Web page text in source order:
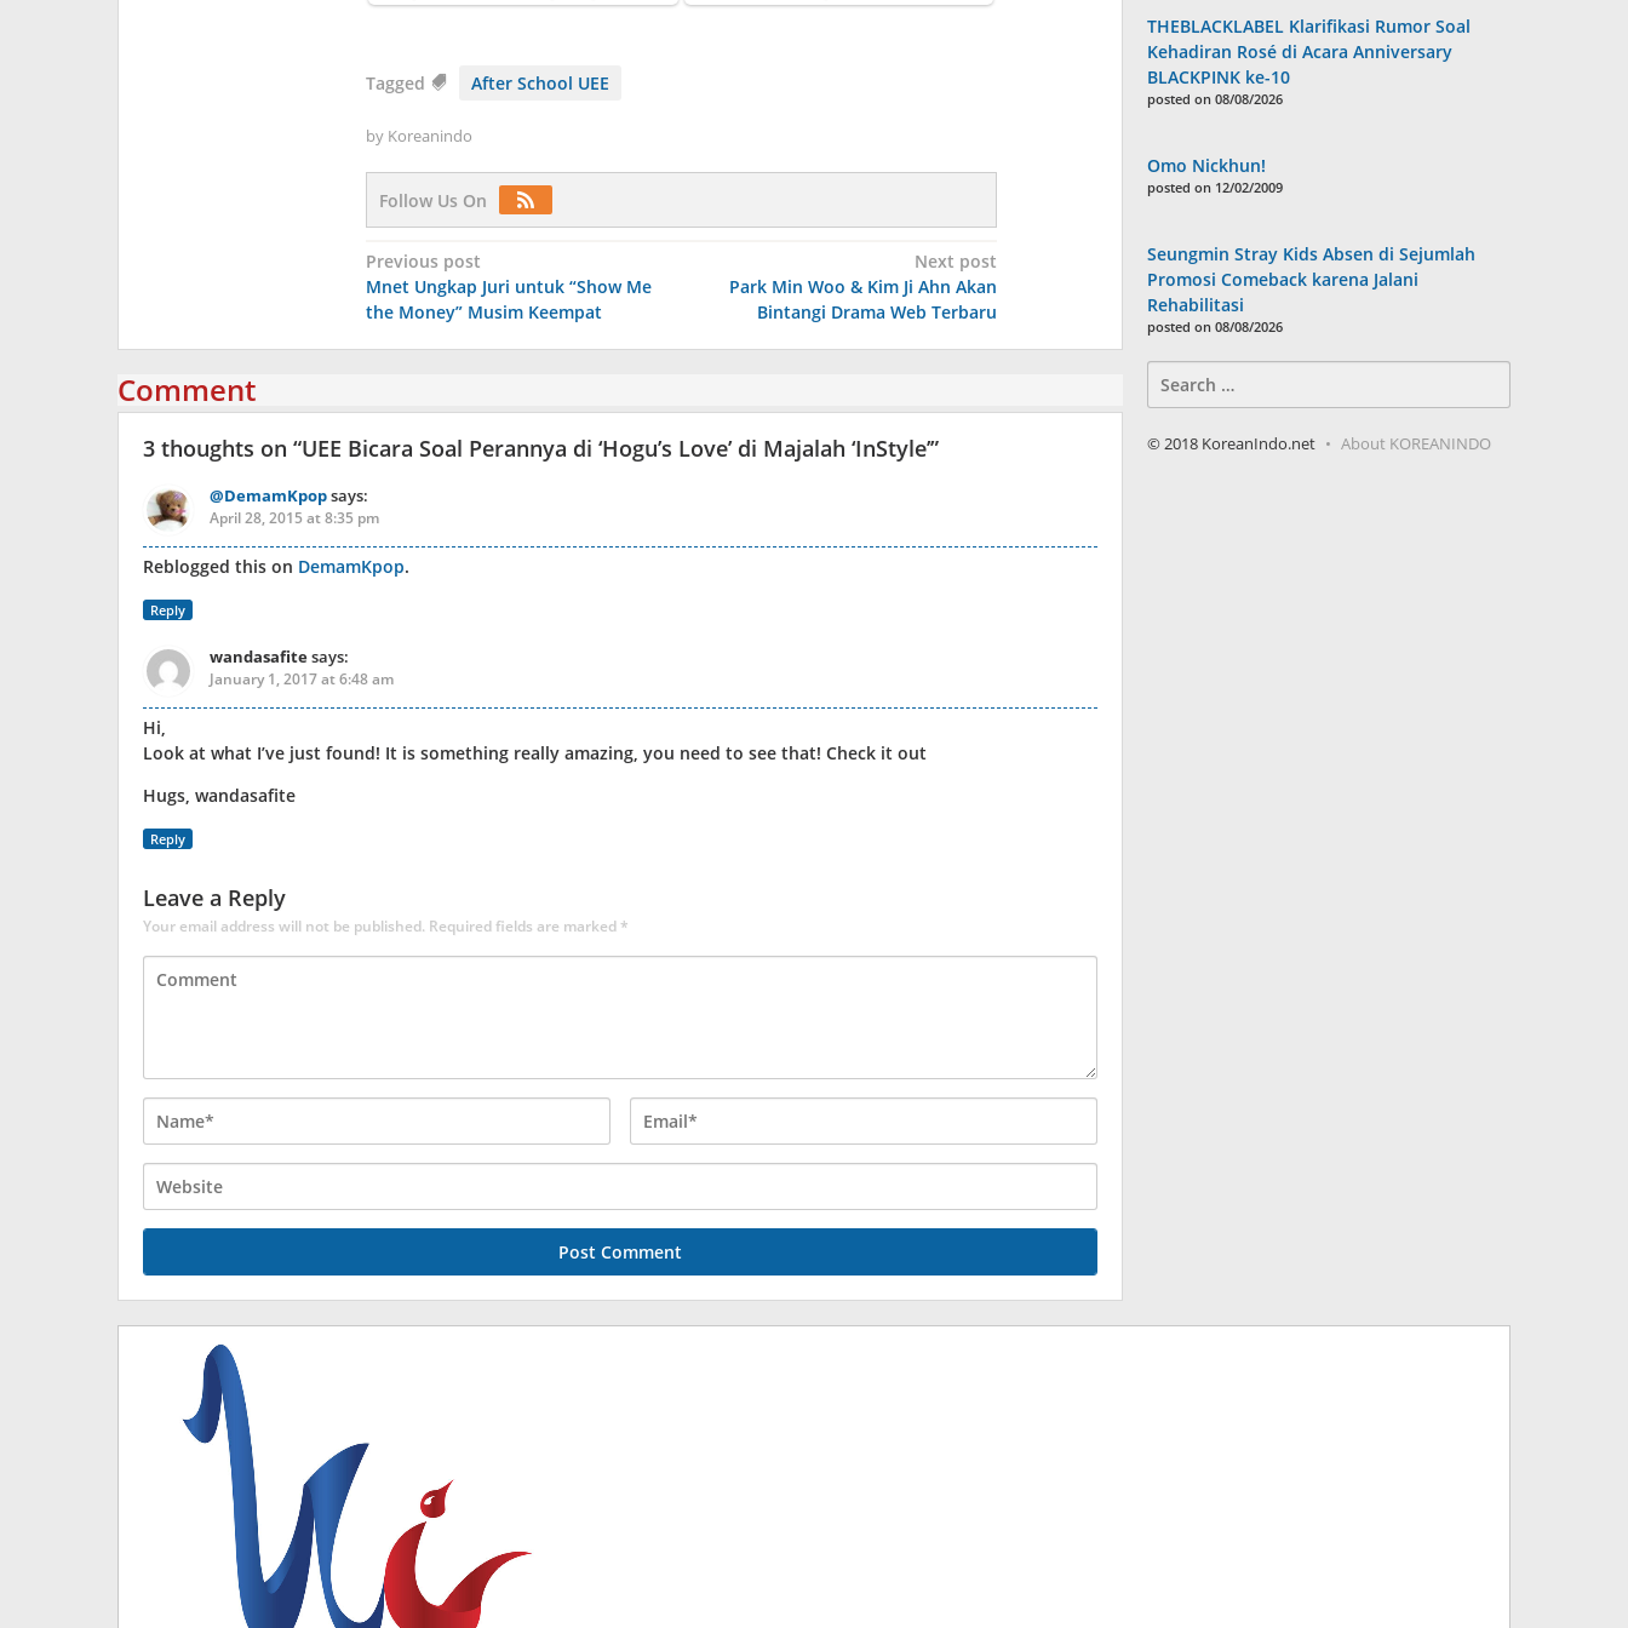
Tagged After School UEE
by Koreanindo
Follow Us On
Post
navigation
Previous post
Mnet Ungkap Juri untuk “Show Me
the Money” Musim Keempat
Next post
Park Min Woo & Kim Ji Ahn Akan
Bintangi Drama Web Terbaru
Comment
3 thoughts on “UEE Bicara Soal Perannya di ‘Hogu’s Love’ di Majalah ‘InStyle’”
@DemamKpopsays:
April 28, 2015 at 8:35 pm
Reblogged this on DemamKpop.
Reply
wandasafitesays:
January 1, 2017 at 6:48 am
Hi,
Look at what I’ve just found! It is something really amazing, you need to see that! Check it out
Hugs, wandasafite
Reply
Leave a Reply
Your email address will not be published. Required fields are marked*
THEBLACKLABEL Klarifikasi Rumor Soal
Kehadiran Rosé di Acara Anniversary
BLACKPINK ke-10
posted on 08/08/2026
Omo Nickhun!
posted on 12/02/2009
Seungmin Stray Kids Absen di Sejumlah
Promosi Comeback karena Jalani
Rehabilitasi
posted on 08/08/2026
for:
© 2018 KoreanIndo.net About KOREANINDO